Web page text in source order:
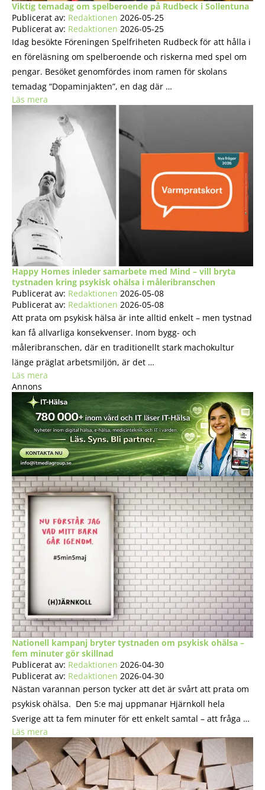
Viktig temadag om spelberoende på Rudbeck i Sollentuna
Publicerat av: Redaktionen 2026-05-25
Publicerat av: Redaktionen 2026-05-25
Idag besökte Föreningen Spelfriheten Rudbeck för att hålla i
en föreläsning om spelberoende och riskerna med spel om
pengar. Besöket genomfördes inom ramen för skolans
temadag “Dopaminjakten”, en dag där …
Läs mera
Happy Homes inleder samarbete med Mind – vill bryta
tystnaden kring psykisk ohälsa i måleribranschen
Publicerat av: Redaktionen 2026-05-08
Publicerat av: Redaktionen 2026-05-08
Att prata om psykisk hälsa är inte alltid enkelt – men tystnad
kan få allvarliga konsekvenser. Inom bygg- och
måleribranschen, där en traditionellt stark machokultur
länge präglat arbetsmiljön, är det …
Läs mera
Annons
Nationell kampanj bryter tystnaden om psykisk ohälsa –
fem minuter gör skillnad
Publicerat av: Redaktionen 2026-04-30
Publicerat av: Redaktionen 2026-04-30
Nästan varannan person tycker att det är svårt att prata om
psykisk ohälsa. Den 5:e maj uppmanar Hjärnkoll hela
Sverige att ta fem minuter för ett enkelt samtal – att fråga …
Läs mera